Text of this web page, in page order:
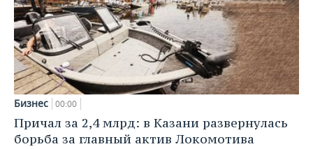
Бизнес 00:00
Причал за 2,4 млрд: в Казани развернулась
борьба за главный актив Локомотива